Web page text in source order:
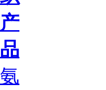
产
品
氨